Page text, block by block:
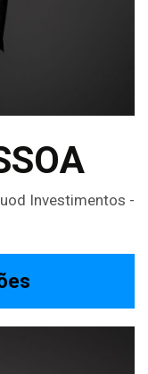
Investimentos -